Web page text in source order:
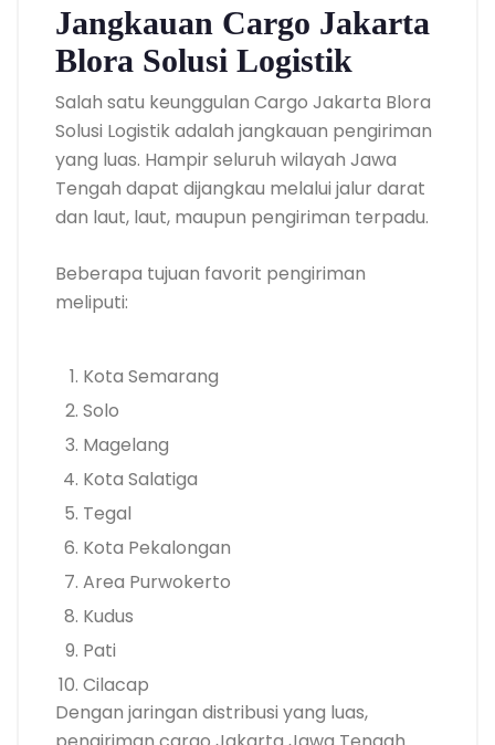
Jangkauan Cargo Jakarta
Blora Solusi Logistik
Salah satu keunggulan Cargo Jakarta Blora
Solusi Logistik adalah jangkauan pengiriman
yang luas. Hampir seluruh wilayah Jawa
Tengah dapat dijangkau melalui jalur darat
dan laut, laut, maupun pengiriman terpadu.
Beberapa tujuan favorit pengiriman
meliputi:
Kota Semarang
Solo
Magelang
Kota Salatiga
Tegal
Kota Pekalongan
Area Purwokerto
Kudus
Pati
Cilacap
Dengan jaringan distribusi yang luas,